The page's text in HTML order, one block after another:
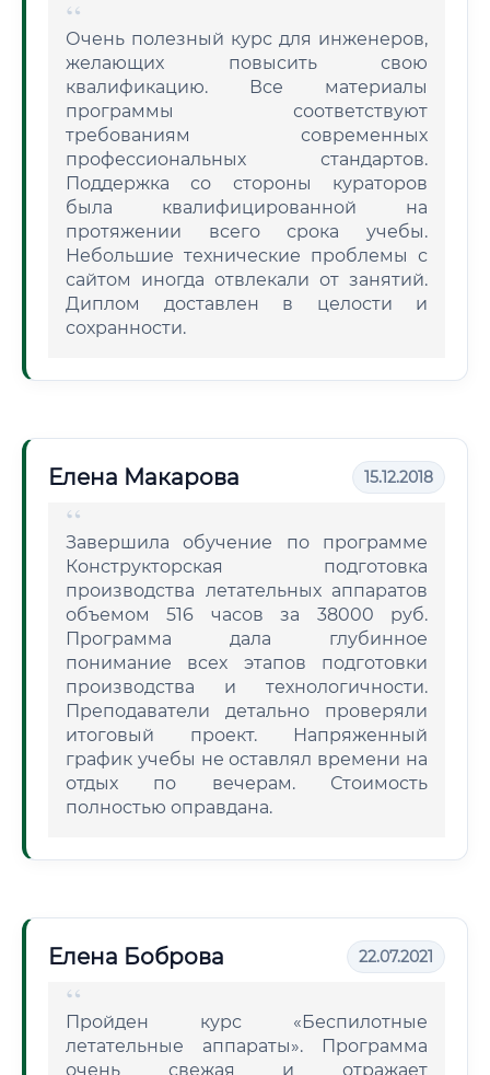
Очень полезный курс для инженеров,
желающих повысить свою
квалификацию. Все материалы
программы соответствуют
требованиям современных
профессиональных стандартов.
Поддержка со стороны кураторов
была квалифицированной на
протяжении всего срока учебы.
Небольшие технические проблемы с
сайтом иногда отвлекали от занятий.
Диплом доставлен в целости и
сохранности.
Елена Макарова 15.12.2018
Завершила обучение по программе
Конструкторская подготовка
производства летательных аппаратов
объемом 516 часов за 38000 руб.
Программа дала глубинное
понимание всех этапов подготовки
производства и технологичности.
Преподаватели детально проверяли
итоговый проект. Напряженный
график учебы не оставлял времени на
отдых по вечерам. Стоимость
полностью оправдана.
Елена Боброва 22.07.2021
Пройден курс «Беспилотные
летательные аппараты». Программа
очень свежая и отражает